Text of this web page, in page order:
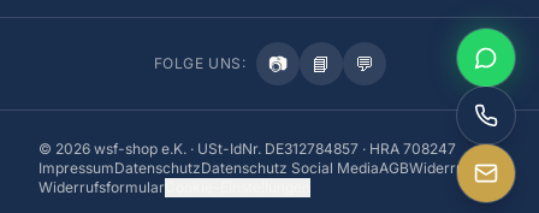
FOLGE UNS: 📷 📘 💬
© 2026 wsf-shop e.K. · USt-IdNr. DE312784857 · HRA 708247
ImpressumDatenschutzDatenschutz Social MediaAGBWiderruf
Widerrufsformular